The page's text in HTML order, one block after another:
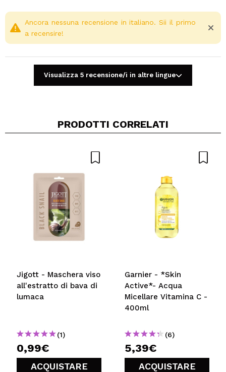
Condividi un video o una foto
Ancora nessuna recensione in italiano. Sii il primo
a recensire!
Visualizza 5 recensione/i in altre lingue
PRODOTTI CORRELATI
Jigott - Maschera viso
all'estratto di bava di
lumaca
(1)
0,99€
ACQUISTARE
Garnier - *Skin
Active*- Acqua
Micellare Vitamina C -
400ml
(6)
5,39€
ACQUISTARE